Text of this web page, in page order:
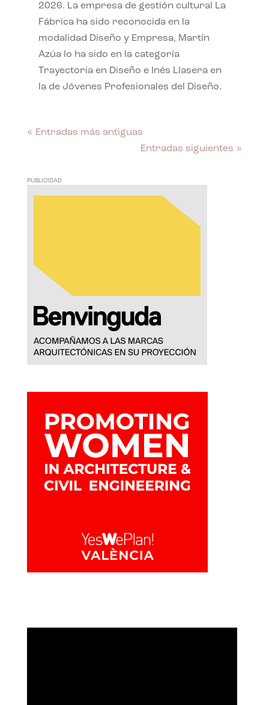
2026. La empresa de gestión cultural La
Fábrica ha sido reconocida en la
modalidad Diseño y Empresa, Martín
Azúa lo ha sido en la categoría
Trayectoria en Diseño e Inés Llasera en
la de Jóvenes Profesionales del Diseño.
« Entradas más antiguas
Entradas siguientes »
PUBLICIDAD